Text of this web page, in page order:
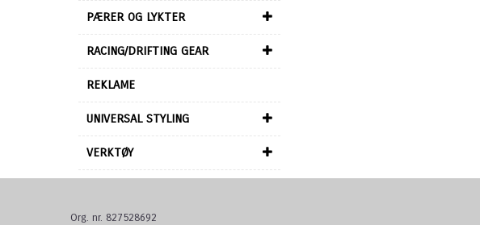
PÆRER OG LYKTER
RACING/DRIFTING GEAR
REKLAME
UNIVERSAL STYLING
VERKTØY
Org. nr. 827528692